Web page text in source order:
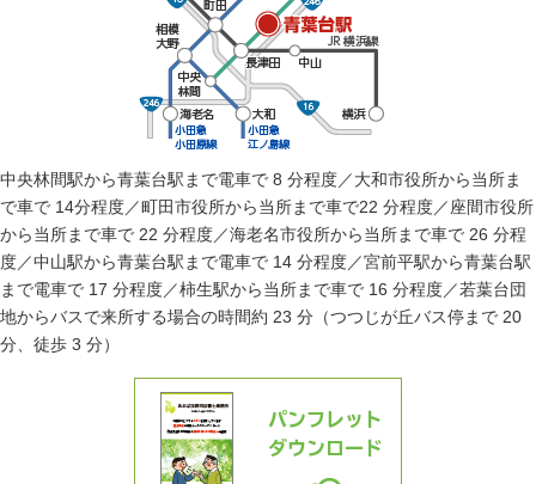
中央林間駅から青葉台駅まで電車で 8 分程度／大和市役所から当所ま
で車で 14分程度／町田市役所から当所まで車で22 分程度／座間市役所
から当所まで車で 22 分程度／海老名市役所から当所まで車で 26 分程
度／中山駅から青葉台駅まで電車で 14 分程度／宮前平駅から青葉台駅
まで電車で 17 分程度／柿生駅から当所まで車で 16 分程度／若葉台団
地からバスで来所する場合の時間約 23 分（つつじが丘バス停まで 20
分、徒歩 3 分）
ご両親や周りに相続でお困りの方がいらっしゃった